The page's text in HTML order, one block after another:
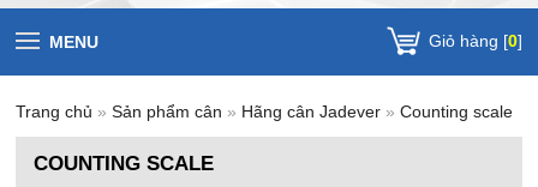
MENU Giỏ hàng [0]
Trang chủ »Sản phẩm cân » Hãng cân Jadever »Counting scale
COUNTING SCALE